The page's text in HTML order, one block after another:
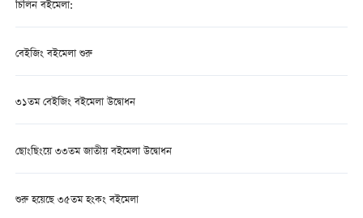
চিলিন বইমেলা:
বেইজিং বইমেলা শুরু
৩১তম বেইজিং বইমেলা উদ্বোধন
ছোংছিংয়ে ৩৩তম জাতীয় বইমেলা উদ্বোধন
শুরু হয়েছে ৩৫তম হংকং বইমেলা